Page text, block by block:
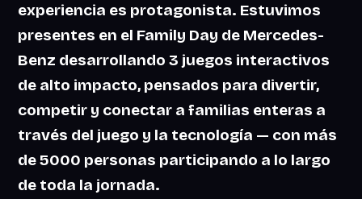
experiencia es protagonista. Estuvimos
presentes en el Family Day de Mercedes-
Benz desarrollando3 juegos interactivos
de alto impacto, pensados para divertir,
competir y conectar a familias enteras a
través del juego y la tecnología — con más
de5000 personas participando a lo largo
de toda la jornada.